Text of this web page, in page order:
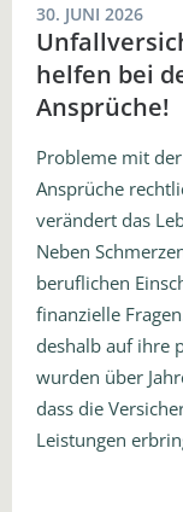
30. JUNI 2026
helfen bei
Ansprüche!
Probleme mit
Ansprüche
verändert das
Neben
beruflichen
finanzielle
deshalb auf ihre
wurden über
dass die
Leistungen